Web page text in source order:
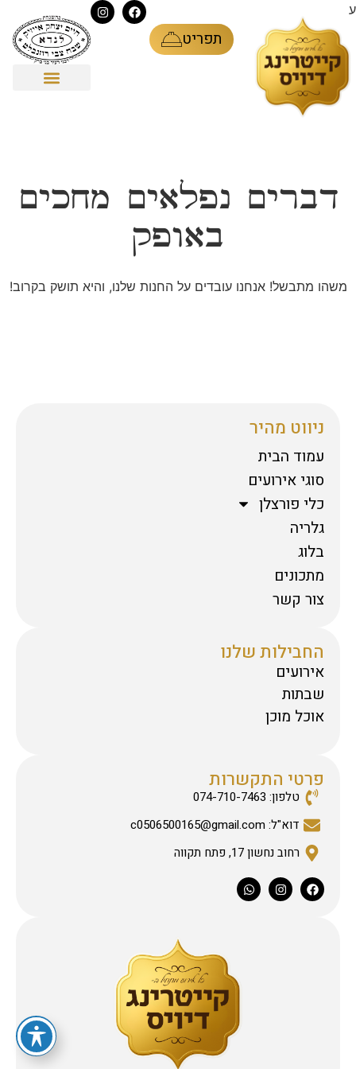
ע
תפריט
דברים נפלאים מחכים
באופק
משהו מתבשל! אנחנו עובדים על החנות שלנו, והיא תושק בקרוב!
ניווט מהיר
עמוד הבית
סוגי אירועים
כלי פורצלן
גלריה
בלוג
מתכונים
צור קשר
החבילות שלנו
אירועים
שבתות
אוכל מוכן
פרטי התקשרות
טלפון: 074-710-7463
דוא"ל: c0506500165@gmail.com
רחוב נחשון 17, פתח תקווה